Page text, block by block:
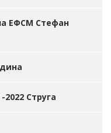
ЕФСМ Стефан
Струга